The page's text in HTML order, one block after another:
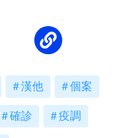
漢他 個案
確診 疫調